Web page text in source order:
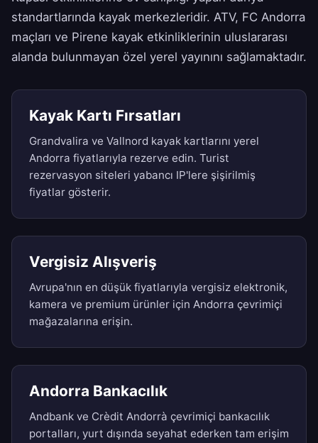
standartlarında kayak merkezleridir. ATV, FC Andorra
maçları ve Pirene kayak etkinliklerinin uluslararası
alanda bulunmayan özel yerel yayınını sağlamaktadır.
Kayak Kartı Fırsatları
Grandvalira ve Vallnord kayak kartlarını yerel
Andorra fiyatlarıyla rezerve edin. Turist
rezervasyon siteleri yabancı IP'lere şişirilmiş
fiyatlar gösterir.
Vergisiz Alışveriş
Avrupa'nın en düşük fiyatlarıyla vergisiz elektronik,
kamera ve premium ürünler için Andorra çevrimiçi
mağazalarına erişin.
Andorra Bankacılık
Andbank ve Crèdit Andorrà çevrimiçi bankacılık
portalları, yurt dışında seyahat ederken tam erişim